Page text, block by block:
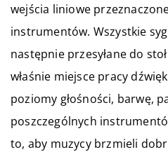
wejścia liniowe
instrumentów. Wszystkie
następnie przesyłane do
właśnie miejsce pracy
poziomy głośności, barwę,
poszczególnych
to, aby muzycy brzmieli